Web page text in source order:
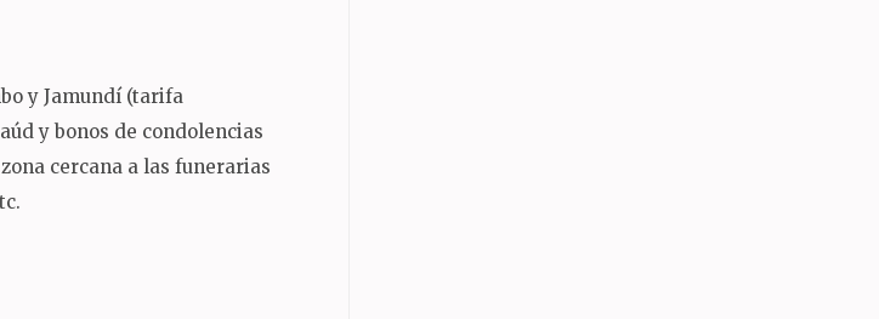
y Jamundí (tarifa
y bonos de condolencias
cercana a las funerarias